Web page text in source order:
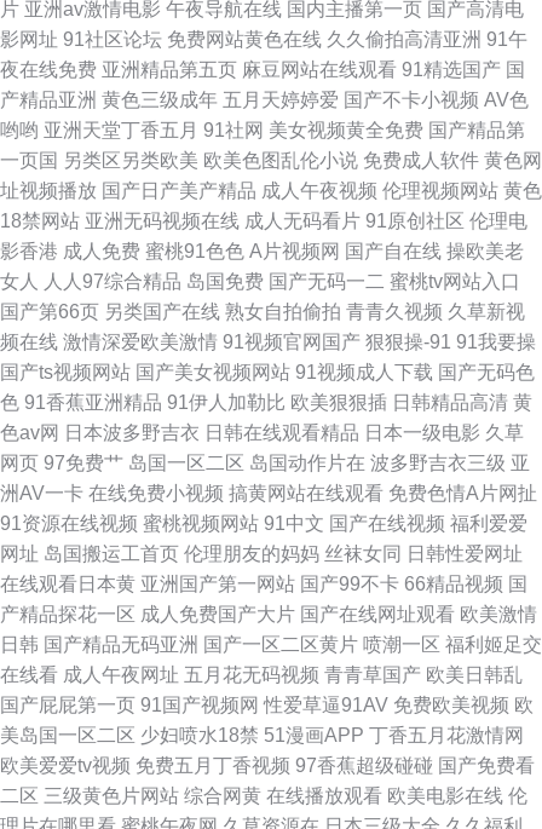
片 亚洲av激情电影 午夜导航在线 国内主播第一页 国产高清电
影网址 91社区论坛 免费网站黄色在线 久久偷拍高清亚洲 91午
夜在线免费 亚洲精品第五页 麻豆网站在线观看 91精选国产 国
产精品亚洲 黄色三级成年 五月天婷婷爱 国产不卡小视频 AV色
哟哟 亚洲天堂丁香五月 91社网 美女视频黄全免费 国产精品第
一页国 另类区另类欧美 欧美色图乱伦小说 免费成人软件 黄色网
址视频播放 国产日产美产精品 成人午夜视频 伦理视频网站 黄色
18禁网站 亚洲无码视频在线 成人无码看片 91原创社区 伦理电
影香港 成人免费 蜜桃91色色 A片视频网 国产自在线 操欧美老
女人
人人97综合精品 岛国免费 国产无码一二 蜜桃tv网站入口
国产第66页 另类国产在线 熟女自拍偷拍 青青久视频 久草新视
频在线 激情深爱欧美激情 91视频官网国产 狠狠操-91 91我要操
国产ts视频网站 国产美女视频网站 91视频成人下载 国产无码色
色 91香蕉亚洲精品 91伊人加勒比 欧美狠狠插 日韩精品高清 黄
色av网 日本波多野吉衣 日韩在线观看精品 日本一级电影 久草
网页 97免费艹 岛国一区二区 岛国动作片在 波多野吉衣三级 亚
洲AV一卡 在线免费小视频 搞黄网站在线观看 免费色情A片网扯
91资源在线视频 蜜桃视频网站 91中文 国产在线视频 福利爱爱
网址 岛国搬运工首页 伦理朋友的妈妈 丝袜女同 日韩性爱网址
在线观看日本黄 亚洲国产第一网站 国产99不卡 66精品视频 国
产精品探花一区 成人免费国产大片 国产在线网址观看 欧美激情
日韩 国产精品无码亚洲 国产一区二区黄片 喷潮一区 福利姬足交
在线看 成人午夜网址 五月花无码视频 青青草国产 欧美日韩乱
国产屁屁第一页 91国产视频网 性爱草逼91AV 免费欧美视频 欧
美岛国一区二区 少妇喷水18禁 51漫画APP 丁香五月花激情网
欧美爱爱tv视频 免费五月丁香视频 97香蕉超级碰碰 国产免费看
二区 三级黄色片网站 综合网黄 在线播放观看 欧美电影在线 伦